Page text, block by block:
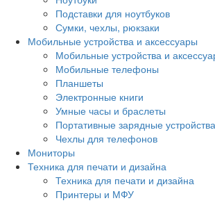
Подставки для ноутбуков
Сумки, чехлы, рюкзаки
Мобильные устройства и аксессуары
Мобильные устройства и
Мобильные телефоны
Планшеты
Электронные книги
Умные часы и браслеты
Портативные зарядные устройства
Чехлы для телефонов
Мониторы
Техника для печати и дизайна
Техника для печати и дизайна
Принтеры и МФУ